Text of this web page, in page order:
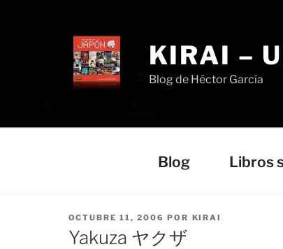
KIRAI –
Blog de Héctor García
Blog Libros
PUBLICADO
EL
OCTUBRE 11, 2006 POR KIRAI
Yakuza ヤクザ